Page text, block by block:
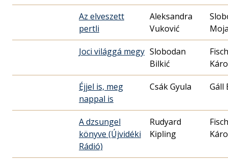
Az elveszett
pertli
Aleksandra
Vuković
Joci világgá megy Slobodan
Bilkić
Éjjel is, meg
nappal is
Csák Gyula Gáll
A dzsungel
könyve (Újvidéki
Rádió)
Rudyard
Kipling